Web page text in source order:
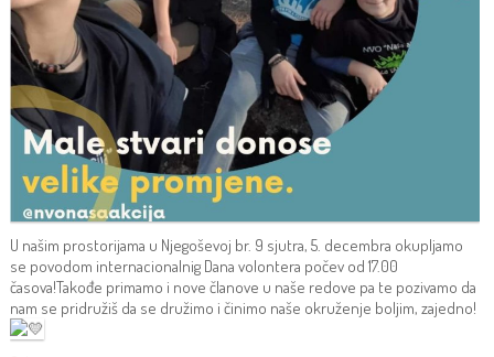
U našim prostorijama u Njegoševoj br. 9 sjutra, 5. decembra okupljamo
se povodom internacionalnig Dana volontera počev od 17.00
časova!Takođe primamo i nove članove u naše redove pa te pozivamo da
nam se pridružiš da se družimo i činimo naše okruženje boljim, zajedno!